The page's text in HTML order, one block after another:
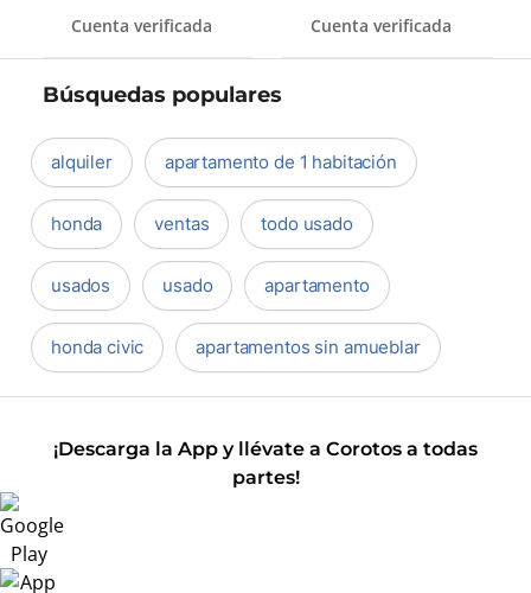
Cuenta verificada Cuenta verificada
Búsquedas populares
alquiler apartamento de 1 habitación
honda ventas todo usado
usados usado apartamento
honda civic apartamentos sin amueblar
¡Descarga la App y llévate a Corotos a todas
partes!